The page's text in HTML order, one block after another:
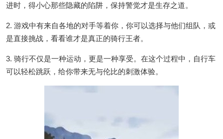
进时，得小心那些隐藏的陷阱，保持警觉才是生存之道。
2. 游戏中有来自各地的对手等着你，你可以选择与他们组队，或
是直接挑战，看看谁才是真正的骑行王者。
3. 骑行不仅是一种运动，更是一种享受。在这个过程中，自行车
可以轻松跳跃，给你带来无与伦比的刺激体验。